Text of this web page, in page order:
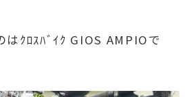
はｸﾛｽﾊﾞｲｸ GIOS AMPIOで